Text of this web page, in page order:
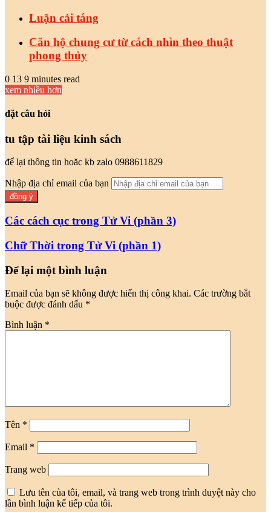
Luận cải táng
Căn hộ chung cư từ cách nhìn theo thuật
phong thủy
0 13 9 minutes read
xem nhiều hơn
đặt câu hỏi
tu tập tài liệu kinh sách
để lại thông tin hoăc kb zalo 0988611829
Nhập địa chỉ email của bạn
Các cách cục trong Tử Vi (phần 3)
Chữ Thời trong Tử Vi (phần 1)
Để lại một bình luận
Email của bạn sẽ không được hiển thị công khai. Các trường bắt
buộc được đánh dấu *
Bình luận *
Tên *
Email *
Trang web
Lưu tên của tôi, email, và trang web trong trình duyệt này cho
lần bình luận kế tiếp của tôi.